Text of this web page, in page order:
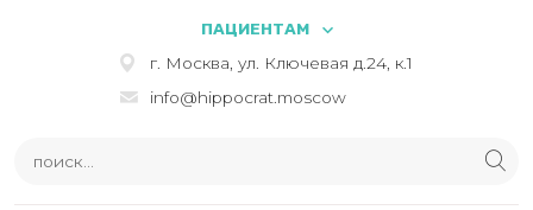
ПАЦИЕНТАМ
г. Москва, ул. Ключевая д.24, к.1
info@hippocrat.moscow